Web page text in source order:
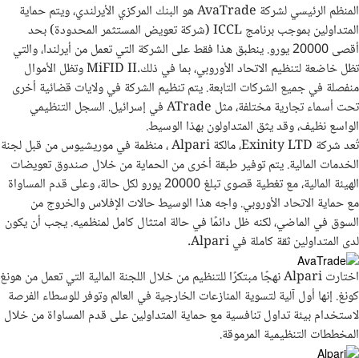
المنظم الرئيسي لشركة AvaTradeهو البنك المركزي الأيرلندي، ويتم حماية
المتداولين بموجب برنامجICCL(شركة تعويض المستثمر المحدودة) بحد
أقصى 20000 يورو. ينطبق هذا فقط على الشركة التي تعمل من أيرلندا، والتي
تظل خاضعة لتنظيم الاتحاد الأوروبي، بما في ذلكMiFID II.وتظل الأموال
منفصلة في جميع الشركات التابعة. يتم تنظيم الشركة في ولايات قضائية أخرى
تحت أسماء تجارية مختلفة، مثل ATradeفي إسرائيل. السجل التنظيمي
الواسع نظيف، وقد يثق المتداولون بهذا الوسيط.
تُعد شركة Exinity LTD، مالكةAlpari، منظمة في موريشيوس من قبل لجنة
الخدمات المالية. يتم توفير طبقة أخرى من الحماية من خلال صندوق تعويضات
الهيئة المالية، مع تغطية قصوى تبلغ 20000 يورو لكل حالة، وعلى قدم المساواة
مع حماية الاتحاد الأوروبي. واجه هذا الوسيط حالات الإفلاس والخروج من
السوق في الماضي، لكنه ظل دائمًا في حالة امتثال كامل لمنظميه. يجب أن يكون
لدى المتداولين ثقة كاملة فيAlpari
.
اختارت Alpari نهجًا مبتكرًا للتنظيم من خلال اللجنة المالية التي تعمل من هونغ
كونغ. إنها أول آلية لتسوية المنازعات الخارجية في العالم وتوفر للوسطاء الفرصة
لاستخدام بيئة تداول تنافسية مع حماية المتداولين على قدم المساواة من خلال
المخططات التنظيمية المرموقة.